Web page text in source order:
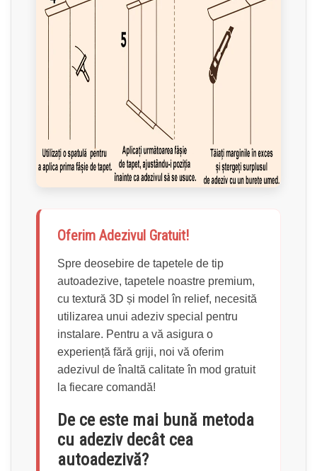
Oferim Adezivul Gratuit!
Spre deosebire de tapetele de tip
autoadezive, tapetele noastre premium,
cu textură 3D și model în relief, necesită
utilizarea unui adeziv special pentru
instalare. Pentru a vă asigura o
experiență fără griji, noi vă oferim
adezivul de înaltă calitate în mod gratuit
la fiecare comandă!
De ce este mai bună metoda
cu adeziv decât cea
autoadezivă?